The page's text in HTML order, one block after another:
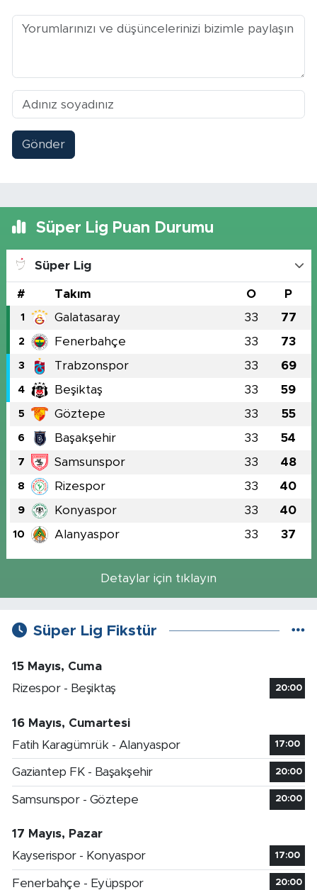
Gönder
Süper Lig Puan Durumu
Süper Lig
# Takım O P
1 Galatasaray 33 77
2 Fenerbahçe 33 73
3 Trabzonspor 33 69
4 Beşiktaş 33 59
5 Göztepe 33 55
6 Başakşehir 33 54
7 Samsunspor 33 48
8 Rizespor 33 40
9 Konyaspor 33 40
10 Alanyaspor 33 37
Detaylar için tıklayın
Süper Lig Fikstür
15 Mayıs, Cuma
Rizespor - Beşiktaş
20:00
16 Mayıs, Cumartesi
Fatih Karagümrük - Alanyaspor
17:00
Gaziantep FK - Başakşehir 20:00
Samsunspor - Göztepe 20:00
17 Mayıs, Pazar
Kayserispor - Konyaspor
17:00
Fenerbahçe - Eyüpspor 20:00